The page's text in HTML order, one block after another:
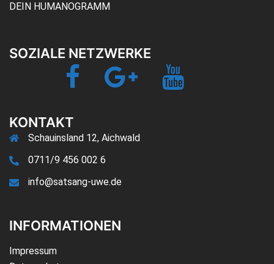
DEIN HUMANOGRAMM
SOZIALE NETZWERKE
Facebook Google+
KONTAKT
Schauinsland 12, Aichwald
0711/9 456 002 6
info@satsang-uwe.de
INFORMATIONEN
Impressum